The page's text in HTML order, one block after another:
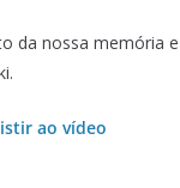
da nossa memória
ao vídeo